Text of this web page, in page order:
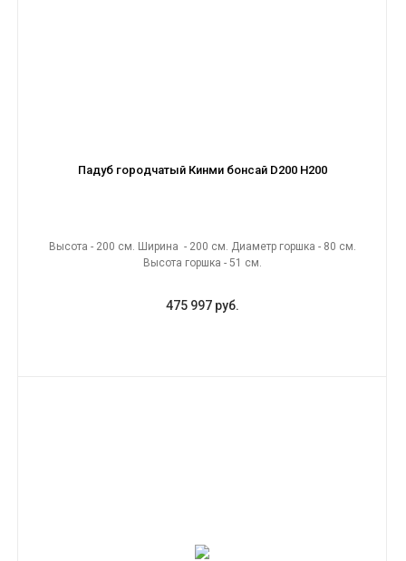
Падуб городчатый Кинми бонсай D200 H200
Высота - 200 см. Ширина - 200 см. Диаметр горшка - 80 см.
Высота горшка - 51 см.
475 997 руб.